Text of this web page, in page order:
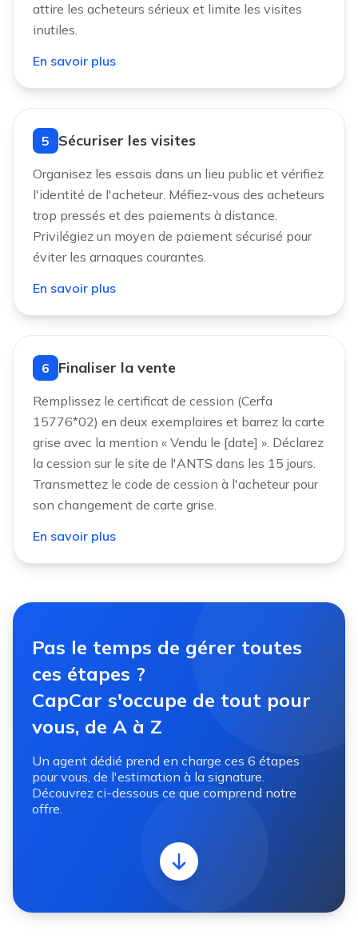
attire les acheteurs sérieux et limite les visites
inutiles.
En savoir plus
5 Sécuriser les visites
Organisez les essais dans un lieu public et vérifiez
l'identité de l'acheteur. Méfiez-vous des acheteurs
trop pressés et des paiements à distance.
Privilégiez un moyen de paiement sécurisé pour
éviter les arnaques courantes.
En savoir plus
6 Finaliser la vente
Remplissez le certificat de cession (Cerfa
15776*02) en deux exemplaires et barrez la carte
grise avec la mention « Vendu le [date] ». Déclarez
la cession sur le site de l'ANTS dans les 15 jours.
Transmettez le code de cession à l'acheteur pour
son changement de carte grise.
En savoir plus
Pas le temps de gérer toutes
ces étapes ?
CapCar s'occupe de tout pour
vous, de A à Z
Un agent dédié prend en charge ces 6 étapes
pour vous, de l'estimation à la signature.
Découvrez ci-dessous ce que comprend notre
offre.